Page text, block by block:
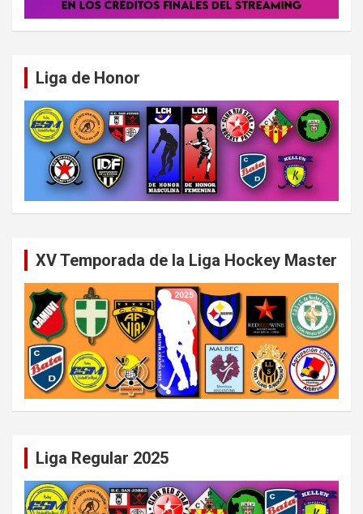
Liga de Honor
XV Temporada de la Liga Hockey Master
Liga Regular 2025